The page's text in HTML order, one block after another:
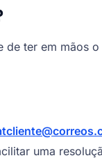
ter em mãos
uma